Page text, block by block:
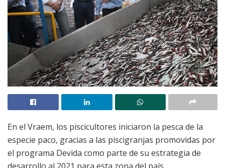
En el Vraem, los piscicultores iniciaron la pesca de la
especie paco, gracias a las piscigranjas promovidas por
el programa Devida como parte de su estrategia de